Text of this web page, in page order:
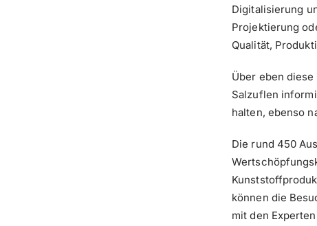
Digitalisierung
Projektierung
Qualität,
Über eben
Salzuflen
halten, ebenso
Die rund 450
können die
mit den